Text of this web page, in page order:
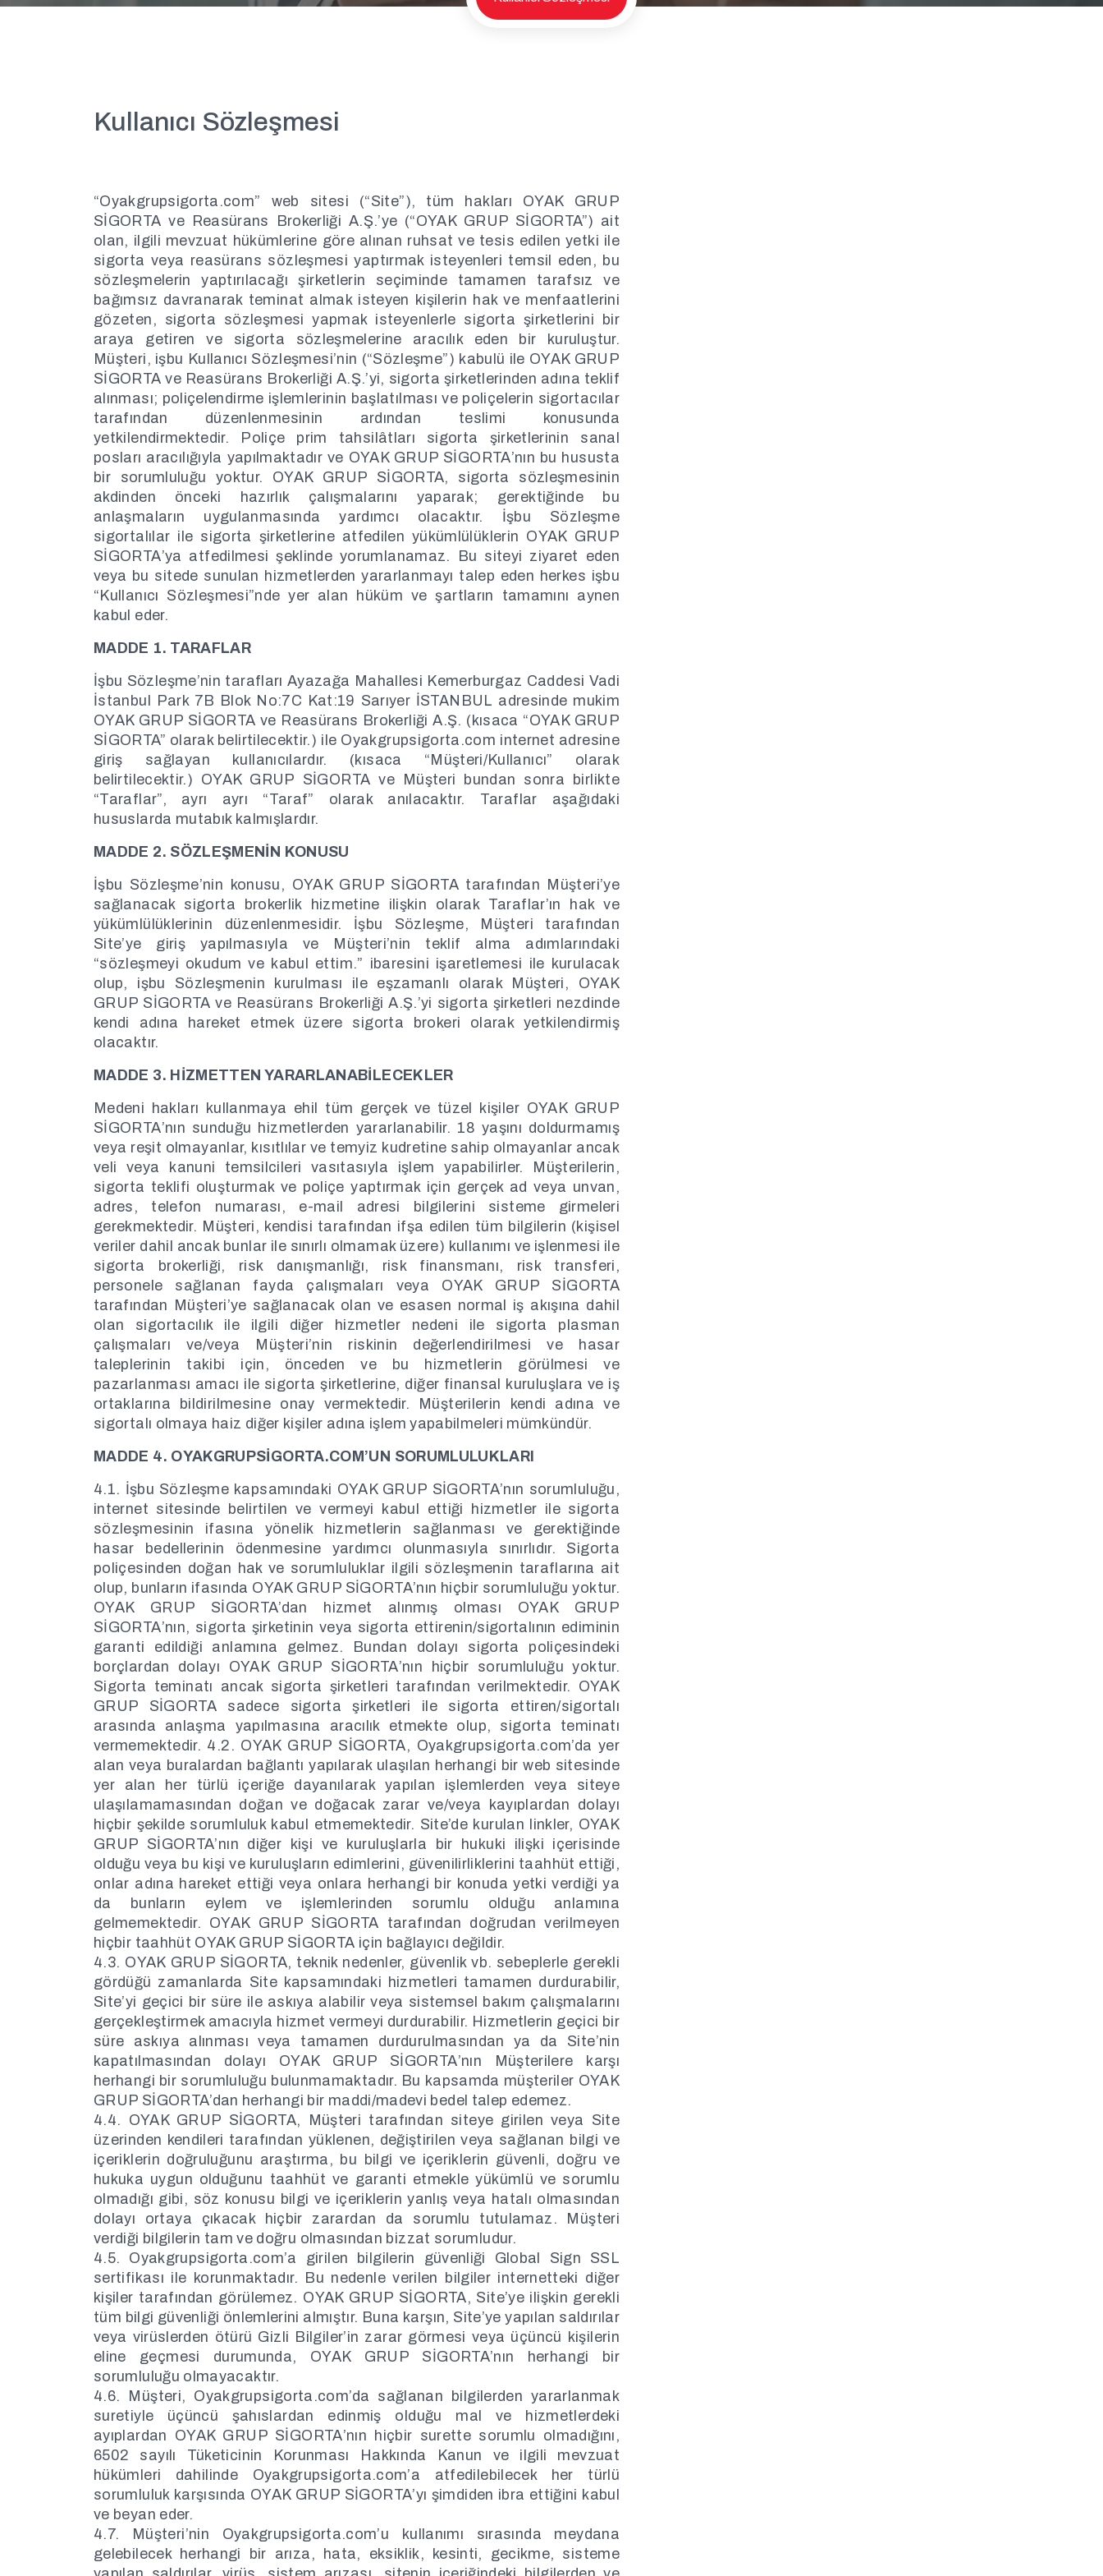
Kullanıcı Sözleşmesi
“Oyakgrupsigorta.com” web sitesi (“Site”), tüm hakları OYAK GRUP
SİGORTA ve Reasürans Brokerliği A.Ş.’ye (“OYAK GRUP SİGORTA”) ait
olan, ilgili mevzuat hükümlerine göre alınan ruhsat ve tesis edilen yetki ile
sigorta veya reasürans sözleşmesi yaptırmak isteyenleri temsil eden, bu
sözleşmelerin yaptırılacağı şirketlerin seçiminde tamamen tarafsız ve
bağımsız davranarak teminat almak isteyen kişilerin hak ve menfaatlerini
gözeten, sigorta sözleşmesi yapmak isteyenlerle sigorta şirketlerini bir
araya getiren ve sigorta sözleşmelerine aracılık eden bir kuruluştur.
Müşteri, işbu Kullanıcı Sözleşmesi’nin (“Sözleşme”) kabulü ile OYAK GRUP
SİGORTA ve Reasürans Brokerliği A.Ş.’yi, sigorta şirketlerinden adına teklif
alınması; poliçelendirme işlemlerinin başlatılması ve poliçelerin sigortacılar
tarafından düzenlenmesinin ardından teslimi konusunda
yetkilendirmektedir. Poliçe prim tahsilâtları sigorta şirketlerinin sanal
posları aracılığıyla yapılmaktadır ve OYAK GRUP SİGORTA’nın bu hususta
bir sorumluluğu yoktur. OYAK GRUP SİGORTA, sigorta sözleşmesinin
akdinden önceki hazırlık çalışmalarını yaparak; gerektiğinde bu
anlaşmaların uygulanmasında yardımcı olacaktır. İşbu Sözleşme
sigortalılar ile sigorta şirketlerine atfedilen yükümlülüklerin OYAK GRUP
SİGORTA’ya atfedilmesi şeklinde yorumlanamaz. Bu siteyi ziyaret eden
veya bu sitede sunulan hizmetlerden yararlanmayı talep eden herkes işbu
“Kullanıcı Sözleşmesi”nde yer alan hüküm ve şartların tamamını aynen
kabul eder.
MADDE 1. TARAFLAR
İşbu Sözleşme’nin tarafları Ayazağa Mahallesi Kemerburgaz Caddesi Vadi
İstanbul Park 7B Blok No:7C Kat:19 Sarıyer İSTANBUL adresinde mukim
OYAK GRUP SİGORTA ve Reasürans Brokerliği A.Ş. (kısaca “OYAK GRUP
SİGORTA” olarak belirtilecektir.) ile Oyakgrupsigorta.com internet adresine
giriş sağlayan kullanıcılardır. (kısaca “Müşteri/Kullanıcı” olarak
belirtilecektir.) OYAK GRUP SİGORTA ve Müşteri bundan sonra birlikte
“Taraflar”, ayrı ayrı “Taraf” olarak anılacaktır. Taraflar aşağıdaki
hususlarda mutabık kalmışlardır.
MADDE 2. SÖZLEŞMENİN KONUSU
İşbu Sözleşme’nin konusu, OYAK GRUP SİGORTA tarafından Müşteri’ye
sağlanacak sigorta brokerlik hizmetine ilişkin olarak Taraflar’ın hak ve
yükümlülüklerinin düzenlenmesidir. İşbu Sözleşme, Müşteri tarafından
Site’ye giriş yapılmasıyla ve Müşteri’nin teklif alma adımlarındaki
“sözleşmeyi okudum ve kabul ettim.” ibaresini işaretlemesi ile kurulacak
olup, işbu Sözleşmenin kurulması ile eşzamanlı olarak Müşteri, OYAK
GRUP SİGORTA ve Reasürans Brokerliği A.Ş.’yi sigorta şirketleri nezdinde
kendi adına hareket etmek üzere sigorta brokeri olarak yetkilendirmiş
olacaktır.
MADDE 3. HİZMETTEN YARARLANABİLECEKLER
Medeni hakları kullanmaya ehil tüm gerçek ve tüzel kişiler OYAK GRUP
SİGORTA’nın sunduğu hizmetlerden yararlanabilir. 18 yaşını doldurmamış
veya reşit olmayanlar, kısıtlılar ve temyiz kudretine sahip olmayanlar ancak
veli veya kanuni temsilcileri vasıtasıyla işlem yapabilirler. Müşterilerin,
sigorta teklifi oluşturmak ve poliçe yaptırmak için gerçek ad veya unvan,
adres, telefon numarası, e-mail adresi bilgilerini sisteme girmeleri
gerekmektedir. Müşteri, kendisi tarafından ifşa edilen tüm bilgilerin (kişisel
veriler dahil ancak bunlar ile sınırlı olmamak üzere) kullanımı ve işlenmesi ile
sigorta brokerliği, risk danışmanlığı, risk finansmanı, risk transferi,
personele sağlanan fayda çalışmaları veya OYAK GRUP SİGORTA
tarafından Müşteri’ye sağlanacak olan ve esasen normal iş akışına dahil
olan sigortacılık ile ilgili diğer hizmetler nedeni ile sigorta plasman
çalışmaları ve/veya Müşteri’nin riskinin değerlendirilmesi ve hasar
taleplerinin takibi için, önceden ve bu hizmetlerin görülmesi ve
pazarlanması amacı ile sigorta şirketlerine, diğer finansal kuruluşlara ve iş
ortaklarına bildirilmesine onay vermektedir. Müşterilerin kendi adına ve
sigortalı olmaya haiz diğer kişiler adına işlem yapabilmeleri mümkündür.
MADDE 4. OYAKGRUPSİGORTA.COM’UN SORUMLULUKLARI
4.1. İşbu Sözleşme kapsamındaki OYAK GRUP SİGORTA’nın sorumluluğu,
internet sitesinde belirtilen ve vermeyi kabul ettiği hizmetler ile sigorta
sözleşmesinin ifasına yönelik hizmetlerin sağlanması ve gerektiğinde
hasar bedellerinin ödenmesine yardımcı olunmasıyla sınırlıdır. Sigorta
poliçesinden doğan hak ve sorumluluklar ilgili sözleşmenin taraflarına ait
olup, bunların ifasında OYAK GRUP SİGORTA’nın hiçbir sorumluluğu yoktur.
OYAK GRUP SİGORTA’dan hizmet alınmış olması OYAK GRUP
SİGORTA’nın, sigorta şirketinin veya sigorta ettirenin/sigortalının ediminin
garanti edildiği anlamına gelmez. Bundan dolayı sigorta poliçesindeki
borçlardan dolayı OYAK GRUP SİGORTA’nın hiçbir sorumluluğu yoktur.
Sigorta teminatı ancak sigorta şirketleri tarafından verilmektedir. OYAK
GRUP SİGORTA sadece sigorta şirketleri ile sigorta ettiren/sigortalı
arasında anlaşma yapılmasına aracılık etmekte olup, sigorta teminatı
vermemektedir. 4.2. OYAK GRUP SİGORTA, Oyakgrupsigorta.com’da yer
alan veya buralardan bağlantı yapılarak ulaşılan herhangi bir web sitesinde
yer alan her türlü içeriğe dayanılarak yapılan işlemlerden veya siteye
ulaşılamamasından doğan ve doğacak zarar ve/veya kayıplardan dolayı
hiçbir şekilde sorumluluk kabul etmemektedir. Site’de kurulan linkler, OYAK
GRUP SİGORTA’nın diğer kişi ve kuruluşlarla bir hukuki ilişki içerisinde
olduğu veya bu kişi ve kuruluşların edimlerini, güvenilirliklerini taahhüt ettiği,
onlar adına hareket ettiği veya onlara herhangi bir konuda yetki verdiği ya
da bunların eylem ve işlemlerinden sorumlu olduğu anlamına
gelmemektedir. OYAK GRUP SİGORTA tarafından doğrudan verilmeyen
hiçbir taahhüt OYAK GRUP SİGORTA için bağlayıcı değildir.
4.3. OYAK GRUP SİGORTA, teknik nedenler, güvenlik vb. sebeplerle gerekli
gördüğü zamanlarda Site kapsamındaki hizmetleri tamamen durdurabilir,
Site’yi geçici bir süre ile askıya alabilir veya sistemsel bakım çalışmalarını
gerçekleştirmek amacıyla hizmet vermeyi durdurabilir. Hizmetlerin geçici bir
süre askıya alınması veya tamamen durdurulmasından ya da Site’nin
kapatılmasından dolayı OYAK GRUP SİGORTA’nın Müşterilere karşı
herhangi bir sorumluluğu bulunmamaktadır. Bu kapsamda müşteriler OYAK
GRUP SİGORTA’dan herhangi bir maddi/madevi bedel talep edemez.
4.4. OYAK GRUP SİGORTA, Müşteri tarafından siteye girilen veya Site
üzerinden kendileri tarafından yüklenen, değiştirilen veya sağlanan bilgi ve
içeriklerin doğruluğunu araştırma, bu bilgi ve içeriklerin güvenli, doğru ve
hukuka uygun olduğunu taahhüt ve garanti etmekle yükümlü ve sorumlu
olmadığı gibi, söz konusu bilgi ve içeriklerin yanlış veya hatalı olmasından
dolayı ortaya çıkacak hiçbir zarardan da sorumlu tutulamaz. Müşteri
verdiği bilgilerin tam ve doğru olmasından bizzat sorumludur.
4.5. Oyakgrupsigorta.com’a girilen bilgilerin güvenliği Global Sign SSL
sertifikası ile korunmaktadır. Bu nedenle verilen bilgiler internetteki diğer
kişiler tarafından görülemez. OYAK GRUP SİGORTA, Site’ye ilişkin gerekli
tüm bilgi güvenliği önlemlerini almıştır. Buna karşın, Site’ye yapılan saldırılar
veya virüslerden ötürü Gizli Bilgiler’in zarar görmesi veya üçüncü kişilerin
eline geçmesi durumunda, OYAK GRUP SİGORTA’nın herhangi bir
sorumluluğu olmayacaktır.
4.6. Müşteri, Oyakgrupsigorta.com’da sağlanan bilgilerden yararlanmak
suretiyle üçüncü şahıslardan edinmiş olduğu mal ve hizmetlerdeki
ayıplardan OYAK GRUP SİGORTA’nın hiçbir surette sorumlu olmadığını,
6502 sayılı Tüketicinin Korunması Hakkında Kanun ve ilgili mevzuat
hükümleri dahilinde Oyakgrupsigorta.com’a atfedilebilecek her türlü
sorumluluk karşısında OYAK GRUP SİGORTA’yı şimdiden ibra ettiğini kabul
ve beyan eder.
4.7. Müşteri’nin Oyakgrupsigorta.com’u kullanımı sırasında meydana
gelebilecek herhangi bir arıza, hata, eksiklik, kesinti, gecikme, sisteme